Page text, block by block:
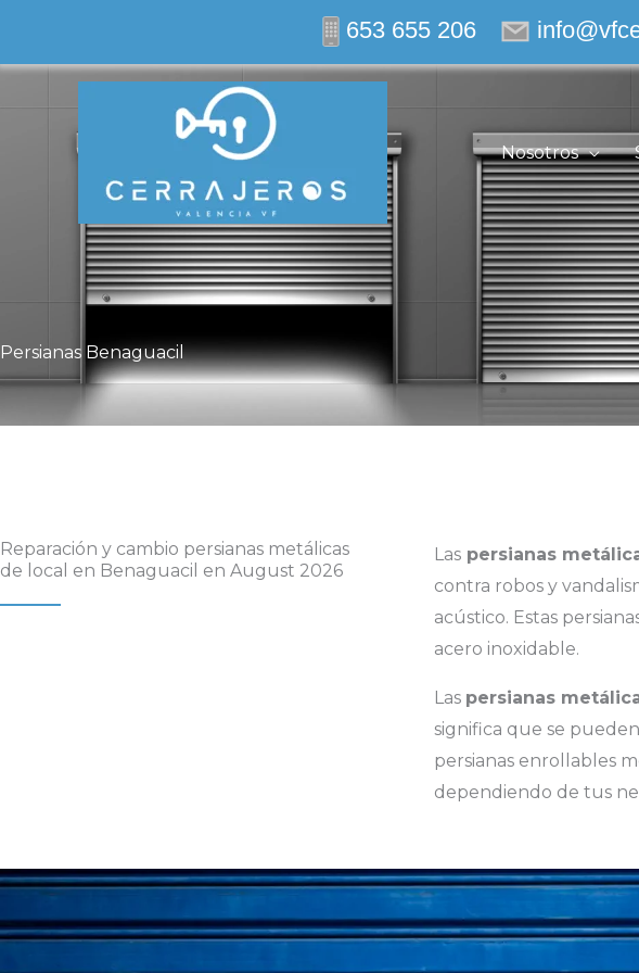
653 655 206
contenido
Nosotros
Persianas Benaguacil
Reparación y cambio persianas metálicas
de local en Benaguacil en August 2026
Laspersianas
contra robos y
acústico. Estas
acero inoxidable.
Las persianas
significa que se
persianas enrollables
dependiendo de tus